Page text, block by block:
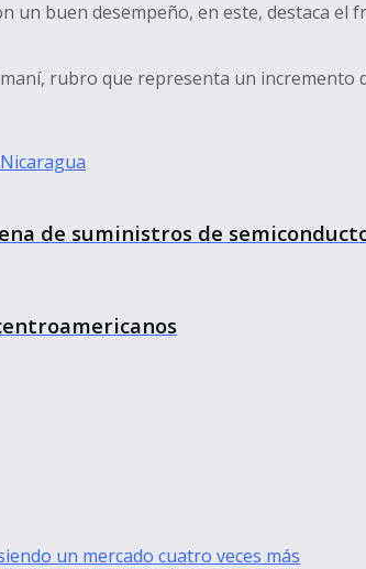
buen desempeño, en este, destaca el
rubro que representa un incremento
Nicaragua
de suministros de